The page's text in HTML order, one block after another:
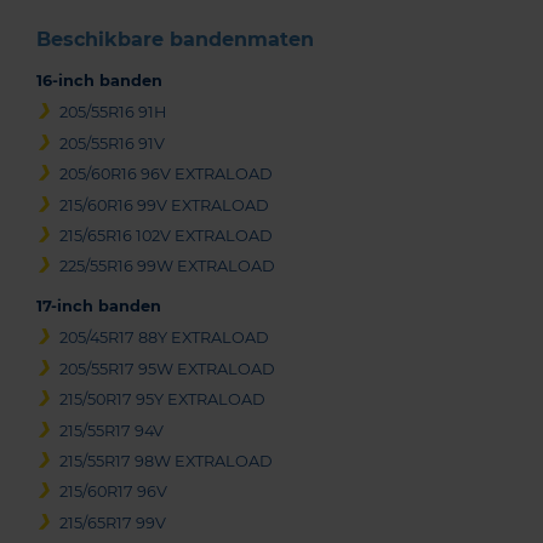
Beschikbare bandenmaten
16-inch banden
205/55R16 91H
205/55R16 91V
205/60R16 96V EXTRALOAD
215/60R16 99V EXTRALOAD
215/65R16 102V EXTRALOAD
225/55R16 99W EXTRALOAD
17-inch banden
205/45R17 88Y EXTRALOAD
205/55R17 95W EXTRALOAD
215/50R17 95Y EXTRALOAD
215/55R17 94V
215/55R17 98W EXTRALOAD
215/60R17 96V
215/65R17 99V